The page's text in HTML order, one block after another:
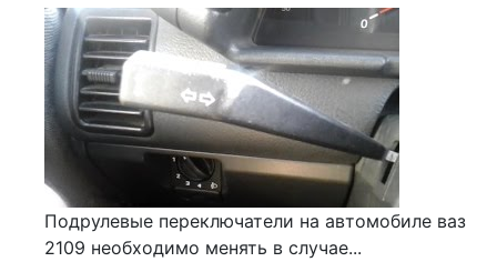
Подрулевые переключатели на автомобиле ваз
2109 необходимо менять в случае...